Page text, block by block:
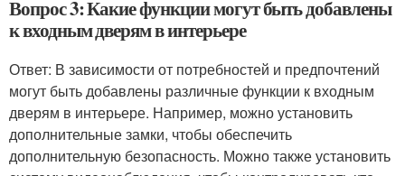
Вопрос 3: Какие функции могут быть добавлены
к входным дверям в интерьере
Ответ: В зависимости от потребностей и предпочтений
могут быть добавлены различные функции к входным
дверям в интерьере. Например, можно установить
дополнительные замки, чтобы обеспечить
дополнительную безопасность. Можно также установить